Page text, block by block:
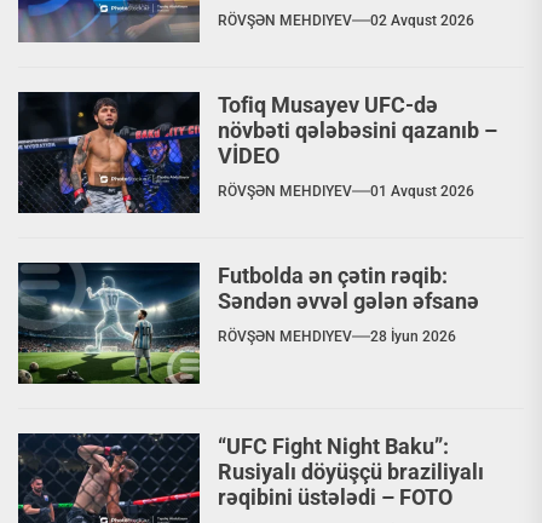
RÖVŞƏN MEHDIYEV 02 Avqust 2026
Tofiq Musayev UFC-də
növbəti qələbəsini qazanıb –
VİDEO
RÖVŞƏN MEHDIYEV 01 Avqust 2026
Futbolda ən çətin rəqib:
Səndən əvvəl gələn əfsanə
RÖVŞƏN MEHDIYEV 28 İyun 2026
“UFC Fight Night Baku”:
Rusiyalı döyüşçü braziliyalı
rəqibini üstələdi – FOTO